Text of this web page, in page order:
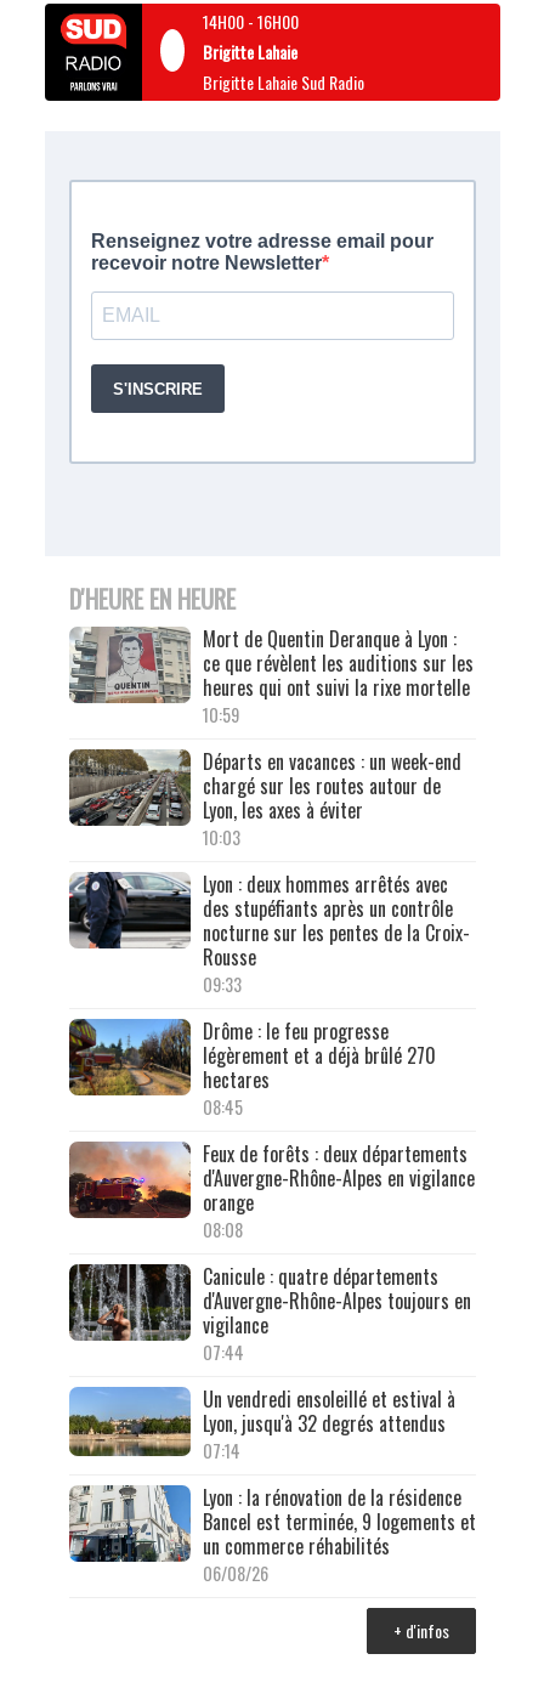
14H00-16H00
Brigitte Lahaie
Brigitte Lahaie Sud Radio
D'HEURE EN HEURE
Mort de Quentin Deranque à Lyon :
ce que révèlent les auditions sur les
heures qui ont suivi la rixe mortelle
10:59
Départs en vacances : un week-end
chargé sur les routes autour de
Lyon, les axes à éviter
10:03
Lyon : deux hommes arrêtés avec
des stupéfiants après un contrôle
nocturne sur les pentes de la Croix-
Rousse
09:33
Drôme : le feu progresse
légèrement et a déjà brûlé 270
hectares
08:45
Feux de forêts : deux départements
d'Auvergne-Rhône-Alpes en vigilance
orange
08:08
Canicule : quatre départements
d'Auvergne-Rhône-Alpes toujours en
vigilance
07:44
Un vendredi ensoleillé et estival à
Lyon, jusqu'à 32 degrés attendus
07:14
Lyon : la rénovation de la résidence
Bancel est terminée, 9 logements et
un commerce réhabilités
06/08/26
+ d'infos